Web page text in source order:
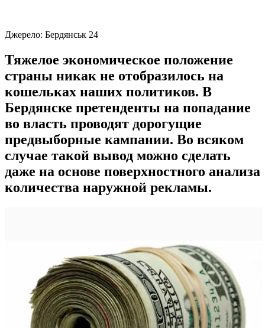
Джерело: Бердянськ 24
Тяжелое экономическое положение
страны никак не отобразилось на
кошельках наших политиков. В
Бердянске претенденты на попадание
во власть проводят дорогущие
предвыборные кампании. Во всяком
случае такой вывод можно сделать
даже на основе поверхностного анализа
количества наружной рекламы.